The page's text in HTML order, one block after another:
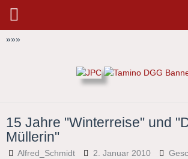
»»»
15 Jahre "Winterreise" und
Müllerin"
Alfred_Schmidt 2. Januar 2010